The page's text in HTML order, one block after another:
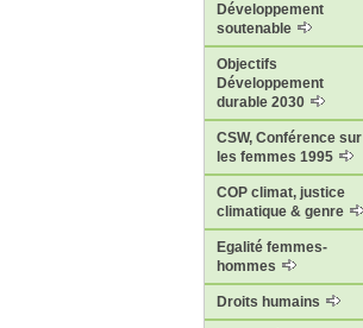
Développement
soutenable
Objectifs
Développement
durable 2030
CSW, Conférence sur
les femmes 1995
COP climat, justice
climatique & genre
Egalité femmes-
hommes
Droits humains